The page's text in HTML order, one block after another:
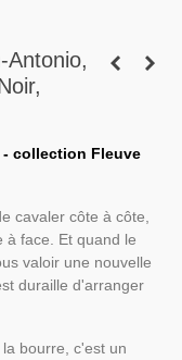
Antonio,
- collection Fleuve
cavaler côte à côte,
à face. Et quand le
valoir une nouvelle
duraille d'arranger
bourre, c'est un